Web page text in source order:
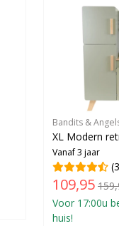
Bandits &
XL Modern
Vanaf 3 jaar
109,95
Voor 17:00u
huis!